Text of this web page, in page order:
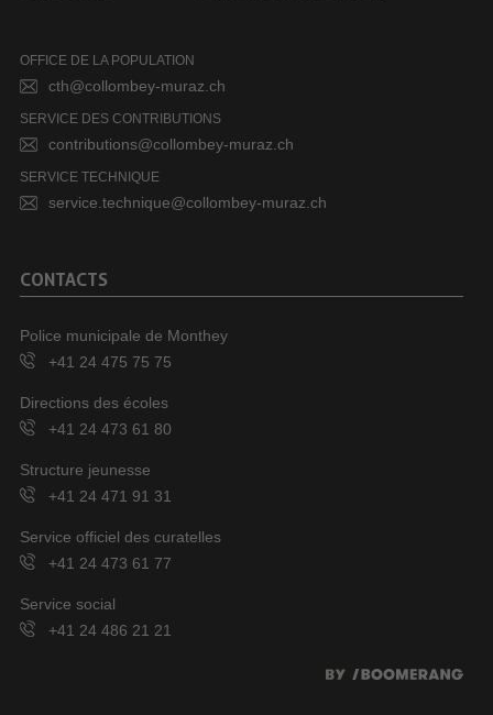
OFFICE DE LA POPULATION
cth@collombey-muraz.ch
SERVICE DES CONTRIBUTIONS
contributions@collombey-muraz.ch
SERVICE TECHNIQUE
service.technique@collombey-muraz.ch
CONTACTS
Police municipale de Monthey
+41 24 475 75 75
Directions des écoles
+41 24 473 61 80
Structure jeunesse
+41 24 471 91 31
Service officiel des curatelles
+41 24 473 61 77
Service social
+41 24 486 21 21